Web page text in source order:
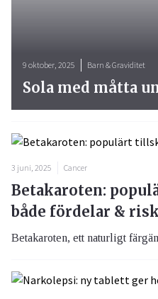
9 oktober, 2025 Barn & Graviditet
Sola med måtta
3 juni, 2025 Cancer
Betakaroten:
både fördelar &
Betakaroten, ett naturligt